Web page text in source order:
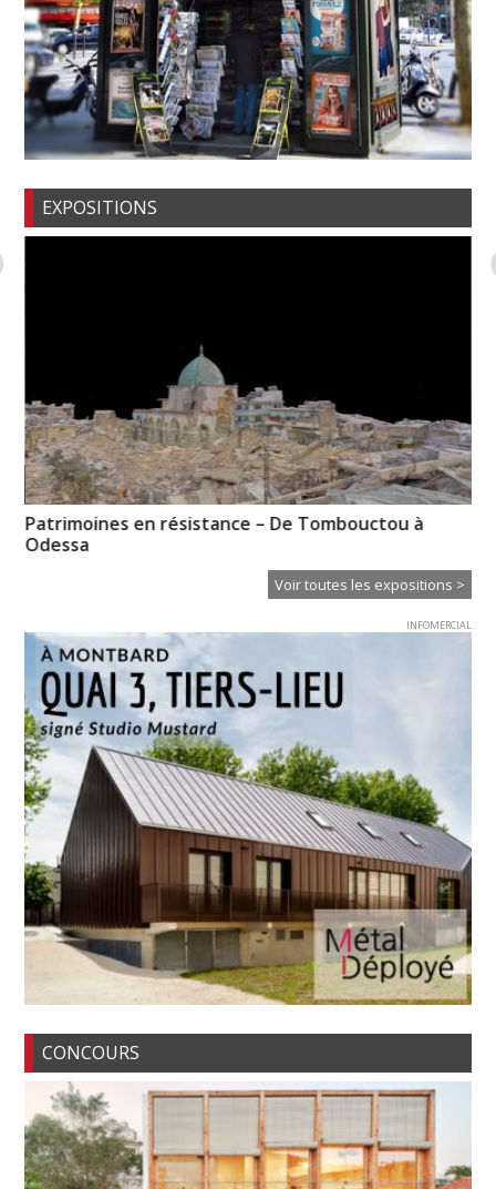
EXPOSITIONS
Patrimoines en résistance – De Tombouctou à
Odessa
Voir toutes les expositions >
INFOMERCIAL
CONCOURS